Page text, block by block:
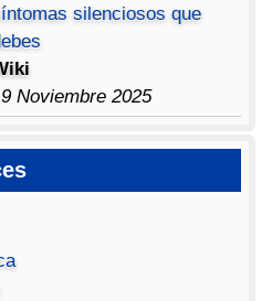
silenciosos que
Noviembre 2025